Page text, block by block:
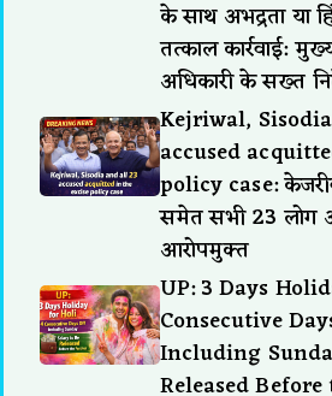
के साथ अभद्रता या
तत्काल कार्रवाई:
अधिकारी के सख्त
Kejriwal,
accused
policy case:
समेत सभी 23 लोग
आरोपमुक्त
UP: 3 Days
Consecutive
Including
Released